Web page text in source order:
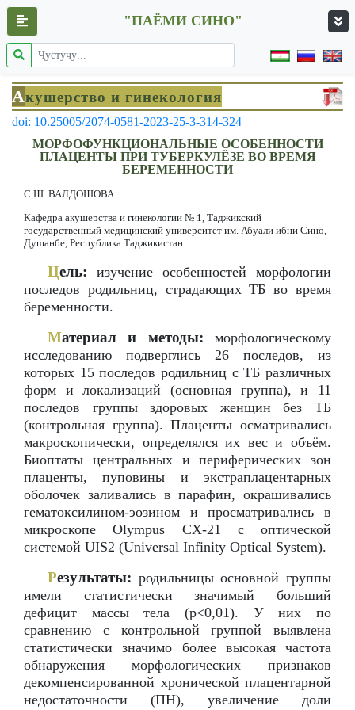
"ПАЁМИ СИНО"
Акушерство и гинекология
doi: 10.25005/2074-0581-2023-25-3-314-324
МОРФОФУНКЦИОНАЛЬНЫЕ ОСОБЕННОСТИ
ПЛАЦЕНТЫ ПРИ ТУБЕРКУЛЁЗЕ ВО ВРЕМЯ
БЕРЕМЕННОСТИ
С.Ш. ВАЛДОШОВА
Кафедра акушерства и гинекологии № 1, Таджикский
государственный медицинский университет им. Абуали ибни Сино,
Душанбе, Республика Таджикистан
Цель: изучение особенностей морфологии
последов родильниц, страдающих ТБ во время
беременности.
Материал и методы: морфологическому
исследованию подверглись 26 последов, из
которых 15 последов родильниц с ТБ различных
форм и локализаций (основная группа), и 11
последов группы здоровых женщин без ТБ
(контрольная группа). Плаценты осматривались
макроскопически, определялся их вес и объём.
Биоптаты центральных и периферических зон
плаценты, пуповины и экстраплацентарных
оболочек заливались в парафин, окрашивались
гематоксилином-эозином и просматривались в
микроскопе Olympus CX-21 с оптической
системой UIS2 (Universal Infinity Optical System).
Результаты: родильницы основной группы
имели статистически значимый больший
дефицит массы тела (p<0,01). У них по
сравнению с контрольной группой выявлена
статистически значимо более высокая частота
обнаружения морфологических признаков
декомпенсированной хронической плацентарной
недостаточности (ПН), увеличение доли